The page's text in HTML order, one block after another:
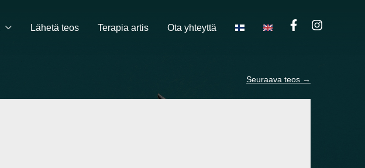
Lähetä teos Terapia artis Ota yhteyttä
Seuraava teos →